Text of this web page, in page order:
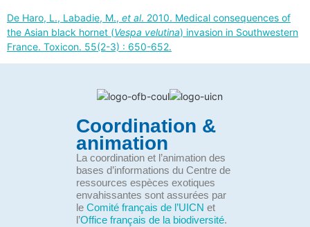
De Haro, L., Labadie, M., et al. 2010. Medical consequences of
the Asian black hornet (Vespa velutina) invasion in Southwestern
France. Toxicon. 55(2-3) : 650-652.
Coordination &
animation
La coordination et l’animation des
bases d’informations du Centre de
ressources espèces exotiques
envahissantes sont assurées par
le Comité français de l’UICN et
l’Office français de la biodiversité.